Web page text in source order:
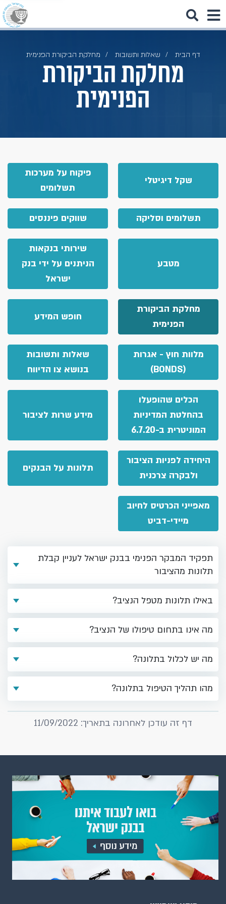
דף הבית שאלות ותשובות מחלקת הביקורת הפנימית
מחלקת הביקורת
הפנימית
שקל דיגיטלי
פיקוח על מערכות
תשלומים
תשלומים וסליקה שווקים פיננסים
מטבע
שירותי בנקאות
הניתנים על ידי בנק
ישראל
מחלקת הביקורת
הפנימית
חופש המידע
מלוות חוץ - אגרות
(BONDS)
שאלות ותשובות
בנושא צו הדיווח
הכלים שהופעלו
בהחלטת המדיניות
המוניטרית ב-6.7.20
מידע שרות לציבור
היחידה לפניות הציבור
ולבקרה צרכנית
תלונות על הבנקים
מאפייני הכרטיס לחיוב
מיידי-דביט
תפקיד המבקר הפנימי בבנק ישראל לעניין קבלת
תלונות מהציבור
באילו תלונות מטפל הנציב?
מה אינו בתחום טיפולו של הנציב?
מה יש לכלול בתלונה?
מהו תהליך הטיפול בתלונה?
דף זה עודכן לאחרונה בתאריך: 11/09/2022